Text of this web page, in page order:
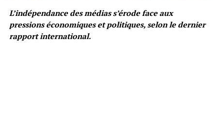
L’indépendance des médias s’érode face aux
pressions économiques et politiques, selon le dernier
rapport international.